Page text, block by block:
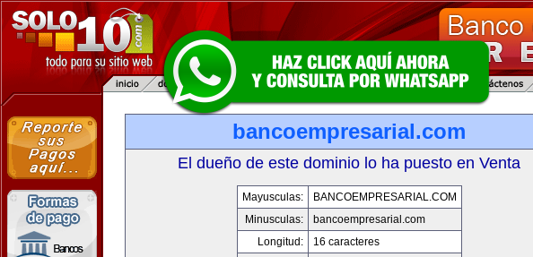
bancoempresarial.com
El dueño de este dominio lo ha puesto en Venta
Mayusculas:
BANCOEMPRESARIAL.COM
Minusculas:
bancoempresarial.com
Longitud:
16 caracteres